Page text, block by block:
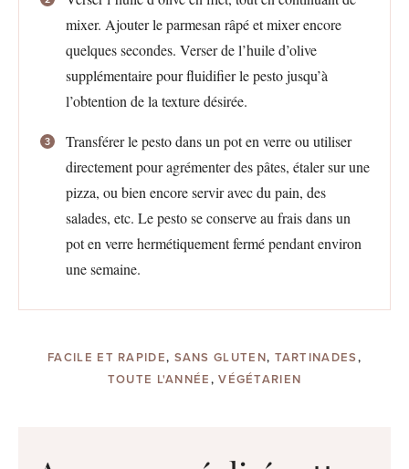
mixer. Ajouter le parmesan râpé et mixer encore
quelques secondes. Verser de l’huile d’olive
supplémentaire pour fluidifier le pesto jusqu’à
l’obtention de la texture désirée.
Transférer le pesto dans un pot en verre ou utiliser
directement pour agrémenter des pâtes, étaler sur une
pizza, ou bien encore servir avec du pain, des
salades, etc. Le pesto se conserve au frais dans un
pot en verre hermétiquement fermé pendant environ
une semaine.
FACILE ET RAPIDE, SANS GLUTEN, TARTINADES,
TOUTE L'ANNÉE,VÉGÉTARIEN